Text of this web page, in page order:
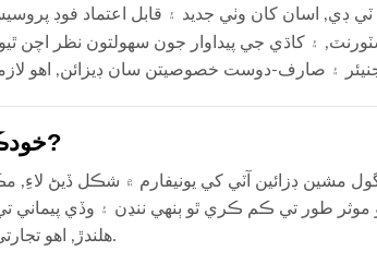
۽ کاڌي جي پيداوار جون سهولتون نظر
MK-GY-400 خودڪار آٽو گول مشين ڇا آهي?
موثر طور تي ڪم ڪري ٿو ٻنهي ننڍن ۽ وڏي پيماني
هلندڙ, اهو تجارتي ۽ گهر سيٽن ۾ شاندار ڪارڪردگي جي ضمانت ڏئي ٿو.